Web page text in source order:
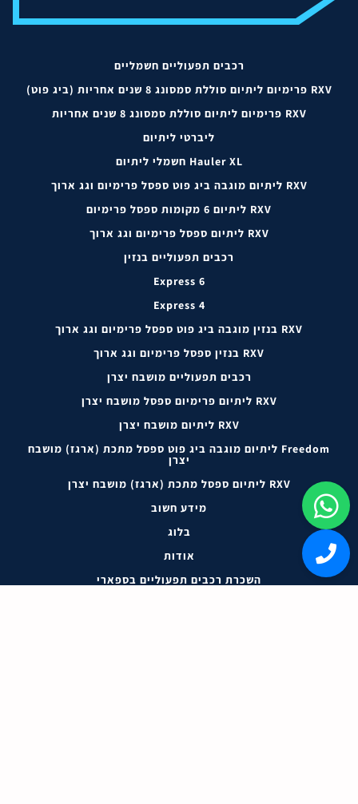
רכבים תפעוליים חשמליים
RXV פרימיום ליתיום סוללת סמסונג 8 שנים אחריות (ביג פוט)
RXV פרימיום ליתיום סוללת סמסונג 8 שנים אחריות
ליברטי ליתיום
Hauler XL חשמלי ליתיום
RXV ליתיום מוגבה ביג פוט ספסל פרימיום וגג ארוך
RXV ליתיום 6 מקומות ספסל פרימיום
RXV ליתיום ספסל פרימיום וגג ארוך
רכבים תפעוליים בנזין
Express 6
Express 4
RXV בנזין מוגבה ביג פוט ספסל פרימיום וגג ארוך
RXV בנזין ספסל פרימיום וגג ארוך
רכבים תפעוליים מושבח יצרן
RXV ליתיום פרימיום ספסל מושבח יצרן
RXV ליתיום מושבח יצרן
Freedom ליתיום מוגבה ביג פוט ספסל מתכת (ארגז) מושבח
יצרן
RXV ליתיום ספסל מתכת (ארגז) מושבח יצרן
מידע חשוב
בלוג
אודות
השכרת רכבים תפעוליים בספארי